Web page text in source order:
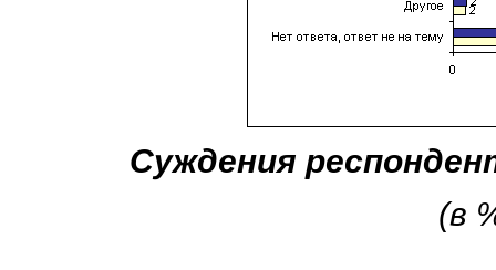
Суждения
(в